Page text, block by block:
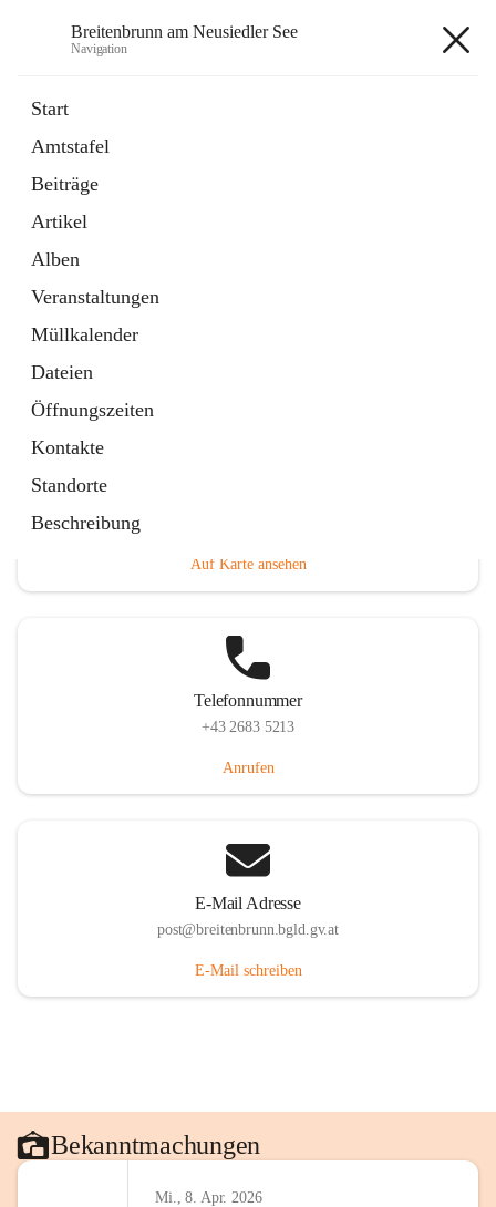
Breitenbrunn am Neusiedler See
Navigation
Start
Amtstafel
Beiträge
Artikel
Alben
Veranstaltungen
Müllkalender
Dateien
Öffnungszeiten
Kontakte
Standorte
Beschreibung
18 Schnellzugriffe
Gemeindeservice
Auf Karte ansehen
Telefonnummer
+43 2683 5213
Anrufen
E-Mail Adresse
post@breitenbrunn.bgld.gv.at
E-Mail schreiben
Bekanntmachungen
Mi., 8. Apr. 2026